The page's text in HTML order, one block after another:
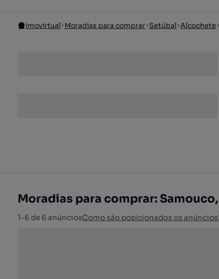
Imovirtual Moradias para comprar Setúbal Alcochete
Moradias para comprar:
1-6 de 6 anúnciosComo são posicionados os